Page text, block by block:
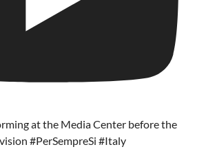
at the Media Center before the
#PerSempreSi #Italy